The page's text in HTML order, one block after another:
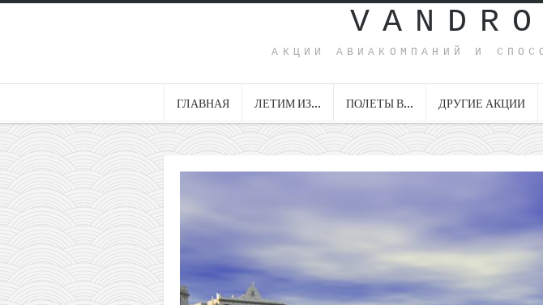
АКЦИИ АВИАКОМПАНИЙ И
ГЛАВНАЯ ЛЕТИМ ИЗ… ПОЛЕТЫ В… ДРУГИЕ АКЦИИ